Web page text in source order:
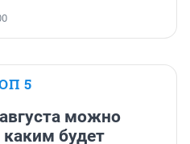
5
можно
будет